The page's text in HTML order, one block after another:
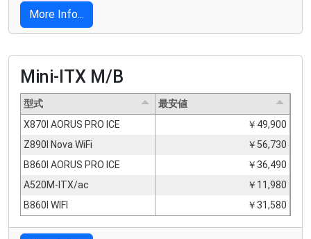
More Info...
Mini-ITX M/B
型式
最安値
X870I AORUS PRO ICE
￥49,900
Z890I Nova WiFi
￥56,730
B860I AORUS PRO ICE
￥36,490
A520M-ITX/ac
￥11,980
B860I WIFI
￥31,580